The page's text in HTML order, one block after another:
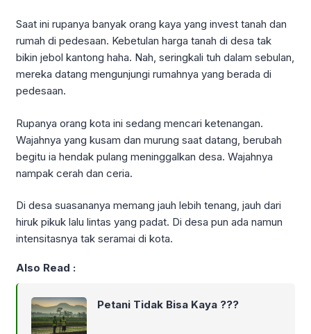
Saat ini rupanya banyak orang kaya yang invest tanah dan
rumah di pedesaan. Kebetulan harga tanah di desa tak
bikin jebol kantong haha. Nah, seringkali tuh dalam sebulan,
mereka datang mengunjungi rumahnya yang berada di
pedesaan.
Rupanya orang kota ini sedang mencari ketenangan.
Wajahnya yang kusam dan murung saat datang, berubah
begitu ia hendak pulang meninggalkan desa. Wajahnya
nampak cerah dan ceria.
Di desa suasananya memang jauh lebih tenang, jauh dari
hiruk pikuk lalu lintas yang padat. Di desa pun ada namun
intensitasnya tak seramai di kota.
Also Read :
Petani Tidak Bisa Kaya ???